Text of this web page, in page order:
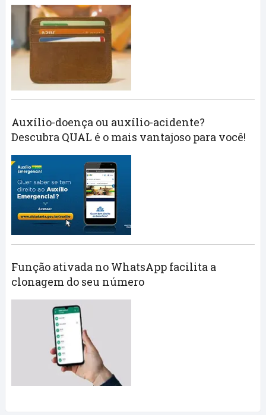
Auxílio-doença ou auxílio-acidente?
Descubra QUAL é o mais vantajoso para você!
Função ativada no WhatsApp facilita a
clonagem do seu número